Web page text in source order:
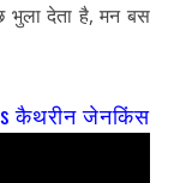
देता है, मन बस
कैथरीन जेनकिंस